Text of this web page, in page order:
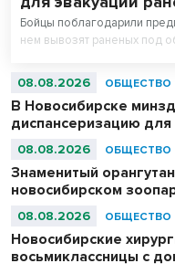
Бойцы поблагодарили
нем вывозят раненых под
08.08.2026 ОБЩЕСТВО
В Новосибирске
диспансеризацию
08.08.2026 ОБЩЕСТВО
Знаменитый
новосибирском
08.08.2026 ОБЩЕСТВО
Новосибирские
восьмиклассницы с